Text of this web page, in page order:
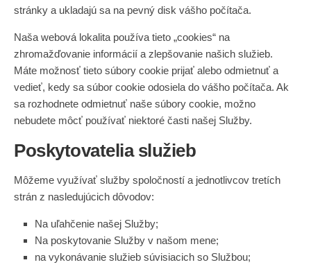
stránky a ukladajú sa na pevný disk vášho počítača.
Naša webová lokalita používa tieto „cookies“ na
zhromažďovanie informácií a zlepšovanie našich služieb.
Máte možnosť tieto súbory cookie prijať alebo odmietnuť a
vedieť, kedy sa súbor cookie odosiela do vášho počítača. Ak
sa rozhodnete odmietnuť naše súbory cookie, možno
nebudete môcť používať niektoré časti našej Služby.
Poskytovatelia služieb
Môžeme využívať služby spoločností a jednotlivcov tretích
strán z nasledujúcich dôvodov:
Na uľahčenie našej Služby;
Na poskytovanie Služby v našom mene;
na vykonávanie služieb súvisiacich so Službou;